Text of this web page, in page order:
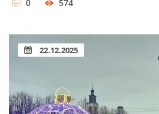
0 574
22.12.2025